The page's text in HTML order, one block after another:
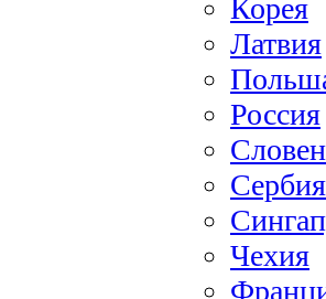
Корея
Латвия
Россия
Сербия
Чехия